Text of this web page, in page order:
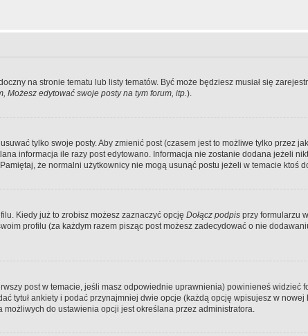
na stronie tematu lub listy tematów. Być może będziesz musiał się
Możesz edytować swoje posty na tym forum, itp.).
tylko swoje posty. Aby zmienić post (czasem jest to możliwe tylko przez
informacja ile razy post edytowano. Informacja nie zostanie dodana jeżeli
że normalni użytkownicy nie mogą usunąć postu jeżeli w temacie ktoś
Kiedy już to zrobisz możesz zaznaczyć opcję Dołącz podpis przy formularzu
profilu (za każdym razem pisząc post możesz zadecydować o nie
post w temacie, jeśli masz odpowiednie uprawnienia) powinieneś widzieć
tytuł ankiety i podać przynajmniej dwie opcje (każdą opcję wpisujesz w
do ustawienia opcji jest określana przez administratora.